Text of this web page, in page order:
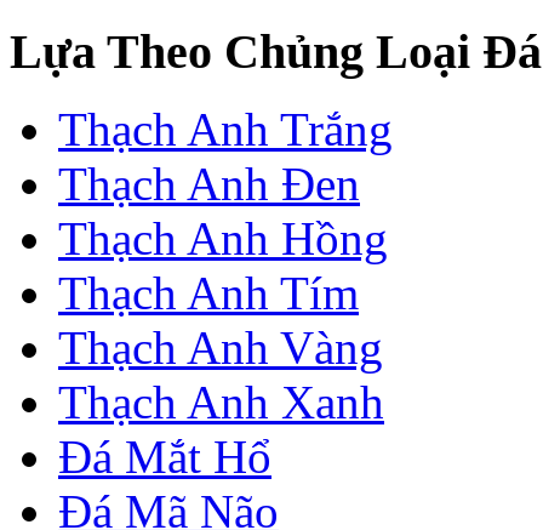
Lựa Theo Chủng Loại Đá
Thạch Anh Trắng
Thạch Anh Đen
Thạch Anh Hồng
Thạch Anh Tím
Thạch Anh Vàng
Thạch Anh Xanh
Đá Mắt Hổ
Đá Mã Não